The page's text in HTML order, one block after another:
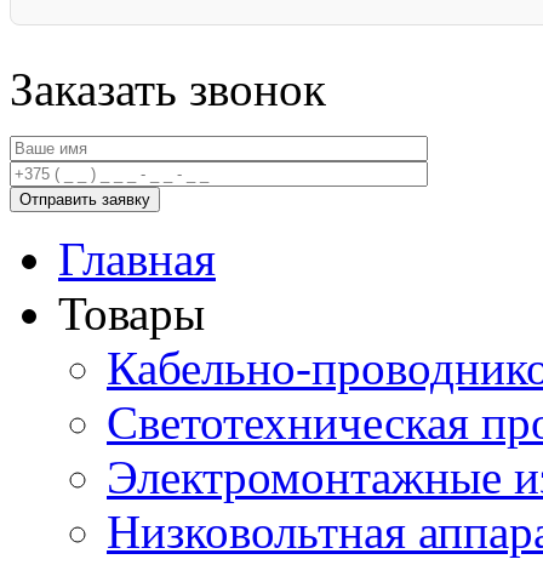
Заказать звонок
Главная
Товары
Кабельно-
Светотехническая
Электромонтажные
Низковольтная